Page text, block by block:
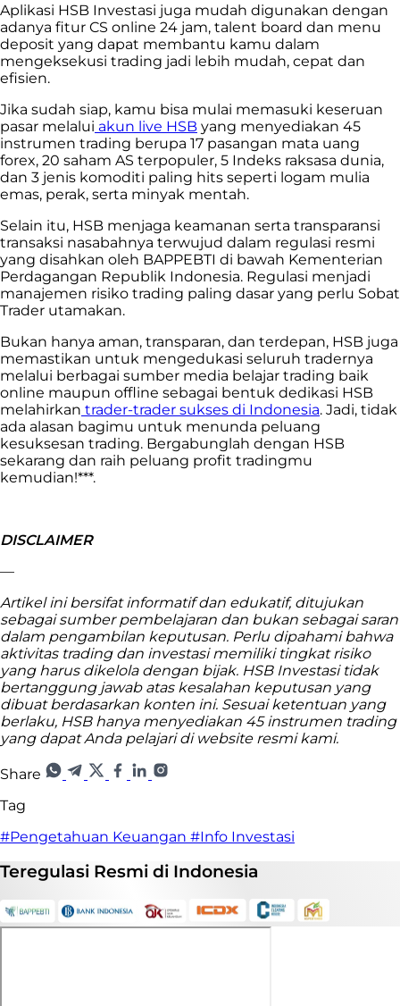
Aplikasi HSB Investasi juga mudah digunakan dengan
adanya fitur CS online 24 jam, talent board dan menu
deposit yang dapat membantu kamu dalam
mengeksekusi trading jadi lebih mudah, cepat dan
efisien.
Jika sudah siap, kamu bisa mulai memasuki keseruan
pasar melalui akun live HSB yang menyediakan 45
instrumen trading berupa 17 pasangan mata uang
forex, 20 saham AS terpopuler, 5 Indeks raksasa dunia,
dan 3 jenis komoditi paling hits seperti logam mulia
emas, perak, serta minyak mentah.
Selain itu, HSB menjaga keamanan serta transparansi
transaksi nasabahnya terwujud dalam regulasi resmi
yang disahkan oleh BAPPEBTI di bawah Kementerian
Perdagangan Republik Indonesia. Regulasi menjadi
manajemen risiko trading paling dasar yang perlu Sobat
Trader utamakan.
Bukan hanya aman, transparan, dan terdepan, HSB juga
memastikan untuk mengedukasi seluruh tradernya
melalui berbagai sumber media belajar trading baik
online maupun offline sebagai bentuk dedikasi HSB
melahirkan trader-trader sukses di Indonesia. Jadi, tidak
ada alasan bagimu untuk menunda peluang
kesuksesan trading. Bergabunglah dengan HSB
sekarang dan raih peluang profit tradingmu
kemudian!***.
DISCLAIMER
—
Artikel ini bersifat informatif dan edukatif, ditujukan
sebagai sumber pembelajaran dan bukan sebagai saran
dalam pengambilan keputusan. Perlu dipahami bahwa
aktivitas trading dan investasi memiliki tingkat risiko
yang harus dikelola dengan bijak. HSB Investasi tidak
bertanggung jawab atas kesalahan keputusan yang
dibuat berdasarkan konten ini. Sesuai ketentuan yang
berlaku, HSB hanya menyediakan 45 instrumen trading
yang dapat Anda pelajari di website resmi kami.
Share
Tag
#Pengetahuan Keuangan #Info Investasi
Teregulasi Resmi di Indonesia